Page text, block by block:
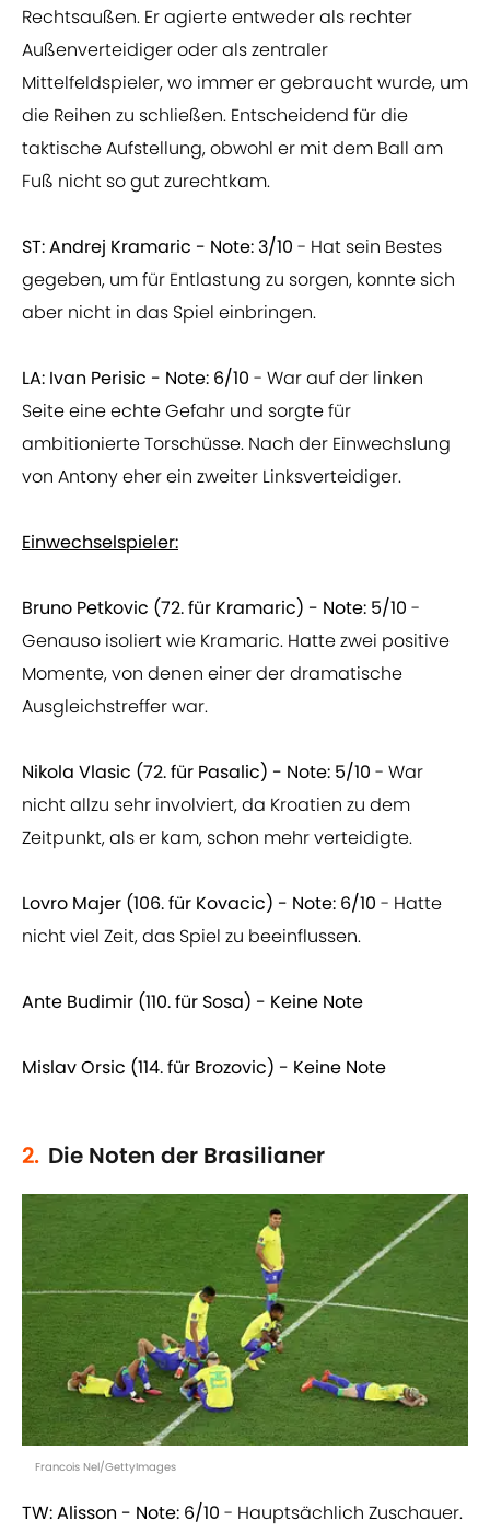
Rechtsaußen. Er agierte entweder als rechter
Außenverteidiger oder als zentraler
Mittelfeldspieler, wo immer er gebraucht wurde, um
die Reihen zu schließen. Entscheidend für die
taktische Aufstellung, obwohl er mit dem Ball am
Fuß nicht so gut zurechtkam.
ST: Andrej Kramaric - Note: 3/10 - Hat sein Bestes
gegeben, um für Entlastung zu sorgen, konnte sich
aber nicht in das Spiel einbringen.
LA: Ivan Perisic - Note: 6/10 - War auf der linken
Seite eine echte Gefahr und sorgte für
ambitionierte Torschüsse. Nach der Einwechslung
von Antony eher ein zweiter Linksverteidiger.
Einwechselspieler:
Bruno Petkovic (72. für Kramaric) - Note: 5/10 -
Genauso isoliert wie Kramaric. Hatte zwei positive
Momente, von denen einer der dramatische
Ausgleichstreffer war.
Nikola Vlasic (72. für Pasalic) - Note: 5/10 - War
nicht allzu sehr involviert, da Kroatien zu dem
Zeitpunkt, als er kam, schon mehr verteidigte.
Lovro Majer (106. für Kovacic) - Note: 6/10 - Hatte
nicht viel Zeit, das Spiel zu beeinflussen.
Ante Budimir (110. für Sosa) - Keine Note
Mislav Orsic (114. für Brozovic) - Keine Note
2. Die Noten der Brasilianer
Francois Nel/GettyImages
TW: Alisson - Note: 6/10 - Hauptsächlich Zuschauer.